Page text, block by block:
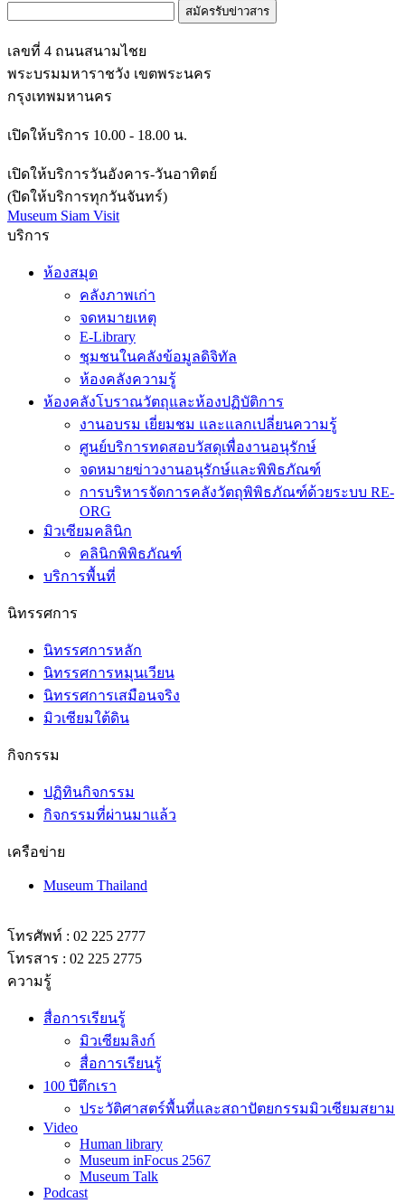
สมัครรับข่าวสาร
เลขที่ 4 ถนนสนามไชย
พระบรมมหาราชวัง เขตพระนคร
กรุงเทพมหานคร
เปิดให้บริการ 10.00 - 18.00 น.
เปิดให้บริการวันอังคาร-วันอาทิตย์
(ปิดให้บริการทุกวันจันทร์)
Museum Siam Visit
บริการ
ห้องสมุด
คลังภาพเก่า
จดหมายเหตุ
E-Library
ชุมชนในคลังข้อมูลดิจิทัล
ห้องคลังความรู้
ห้องคลังโบราณวัตถุและห้องปฏิบัติการ
งานอบรม เยี่ยมชม และแลกเปลี่ยนความรู้
ศูนย์บริการทดสอบวัสดุเพื่องานอนุรักษ์
จดหมายข่าวงานอนุรักษ์และพิพิธภัณฑ์
การบริหารจัดการคลังวัตถุพิพิธภัณฑ์ด้วยระบบ RE-
ORG
มิวเซียมคลินิก
คลินิกพิพิธภัณฑ์
บริการพื้นที่
นิทรรศการ
นิทรรศการหลัก
นิทรรศการหมุนเวียน
นิทรรศการเสมือนจริง
มิวเซียมใต้ดิน
กิจกรรม
ปฏิทินกิจกรรม
กิจกรรมที่ผ่านมาแล้ว
เครือข่าย
Museum Thailand
โทรศัพท์ : 02 225 2777
โทรสาร : 02 225 2775
ความรู้
สื่อการเรียนรู้
มิวเซียมลิงก์
สื่อการเรียนรู้
100 ปีตึกเรา
ประวัติศาสตร์พื้นที่และสถาปัตยกรรมมิวเซียมสยาม
Video
Human library
Museum inFocus 2567
Museum Talk
Podcast